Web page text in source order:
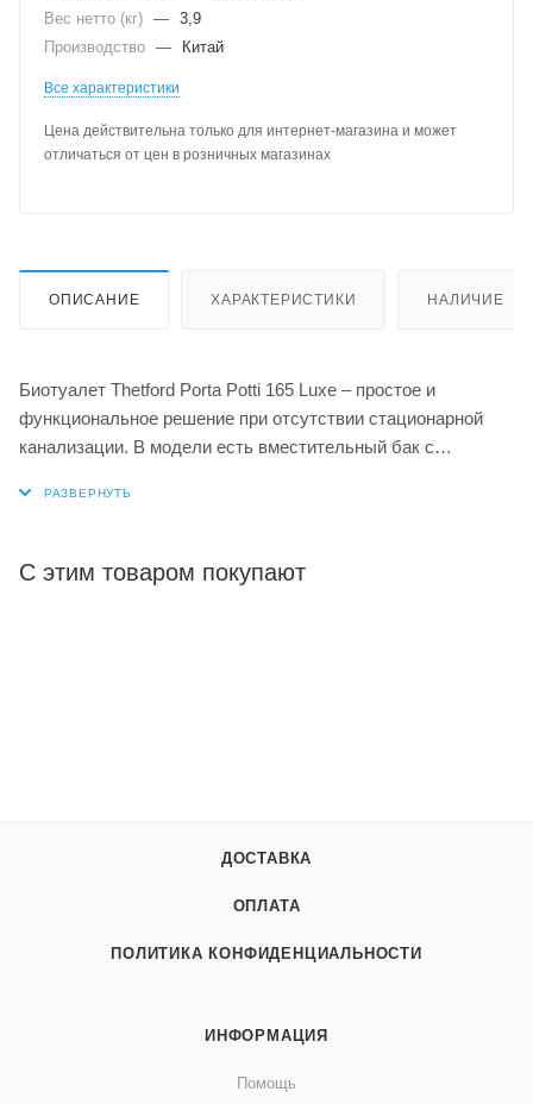
Вес нетто (кг) — 3,9
Производство — Китай
Все характеристики
Цена действительна только для интернет-магазина и может
отличаться от цен в розничных магазинах
ОПИСАНИЕ ХАРАКТЕРИСТИКИ НАЛИЧИЕ
Биотуалет Thetford Porta Potti 165 Luxe – простое и
функциональное решение при отсутствии стационарной
канализации. В модели есть вместительный бак с
необходимости провести очистку. На сливном баке
патрубок и упрощает процесс присоединения верхней и
• Количество пользователей: 1-5
• Ручной сильфонный насос для смыва
• Размер коробки: 42,2х43,5х39 см
С этим товаром покупают
ДОСТАВКА
ОПЛАТА
ПОЛИТИКА КОНФИДЕНЦИАЛЬНОСТИ
ИНФОРМАЦИЯ
Помощь